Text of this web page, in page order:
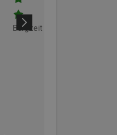
Bergzeit Kunde